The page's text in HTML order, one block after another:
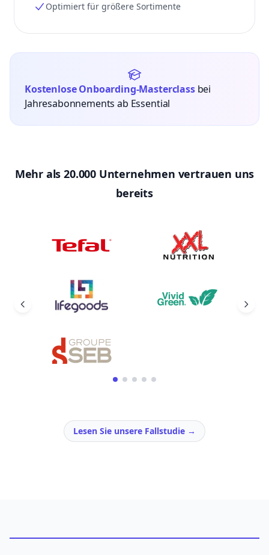
Optimiert für größere Sortimente
Kostenlose Onboarding-Masterclassbei
Jahresabonnements ab Essential
Mehr als 20.000 Unternehmen vertrauen uns
bereits
Lesen Sie unsere Fallstudie →